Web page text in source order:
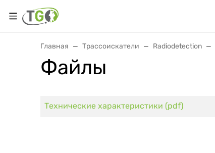
Главная Трассоискатели Radiodetection
Файлы
Технические характеристики (pdf)